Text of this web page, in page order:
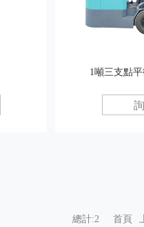
1噸三支點
總計:2 首頁